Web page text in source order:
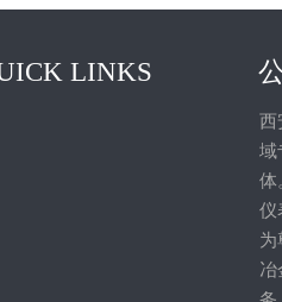
LINKS
西
域
体
仪
为
冶